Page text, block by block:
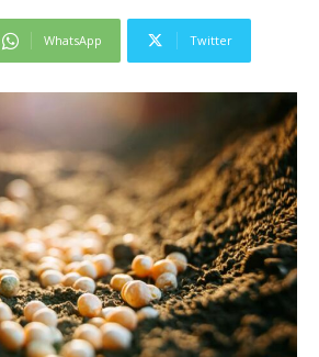
WhatsApp Twitter